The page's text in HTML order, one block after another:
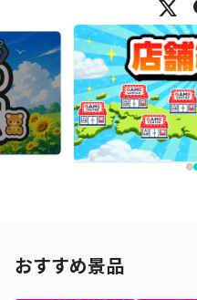
おすすめ景品